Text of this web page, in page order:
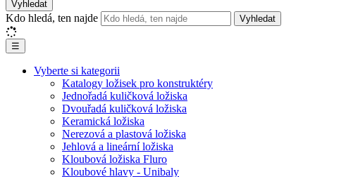
Vyhledat
Kdo hledá, ten najde Vyhledat
☰
Vyberte si kategorii
Katalogy ložisek pro konstruktéry
Jednořadá kuličková ložiska
Dvouřadá kuličková ložiska
Keramická ložiska
Nerezová a plastová ložiska
Jehlová a lineární ložiska
Kloubová ložiska Fluro
Kloubové hlavy - Unibaly